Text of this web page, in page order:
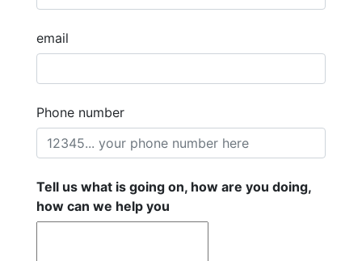
email
Phone number
Tell us what is going on, how are you doing,
how can we help you